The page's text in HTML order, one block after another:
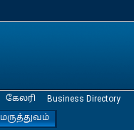
மருத்துவம்
கேலரி Business Directory